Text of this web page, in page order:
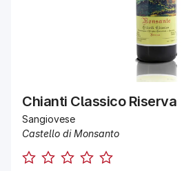
Chianti Classico Riserva
Sangiovese
Castello di Monsanto